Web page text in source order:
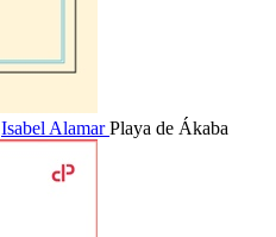
Isabel AlamarPlaya de Ákaba